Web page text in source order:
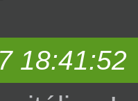
18:41:52